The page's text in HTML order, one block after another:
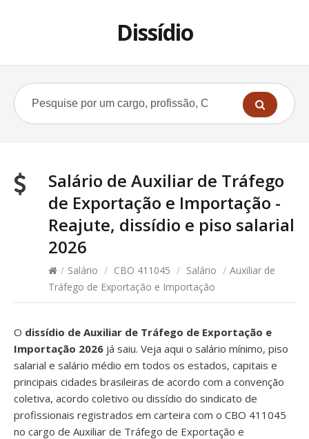
Dissídio
Salário de Auxiliar de Tráfego
de Exportação e Importação -
Reajute, dissídio e piso salarial
2026
/ Salário / CBO 411045 / Salário / Auxiliar de
Tráfego de Exportação e Importação
O dissídio de Auxiliar de Tráfego de Exportação e
Importação 2026 já saiu. Veja aqui o salário mínimo, piso
salarial e salário médio em todos os estados, capitais e
principais cidades brasileiras de acordo com a convenção
coletiva, acordo coletivo ou dissídio do sindicato de
profissionais registrados em carteira com o CBO 411045
no cargo de Auxiliar de Tráfego de Exportação e